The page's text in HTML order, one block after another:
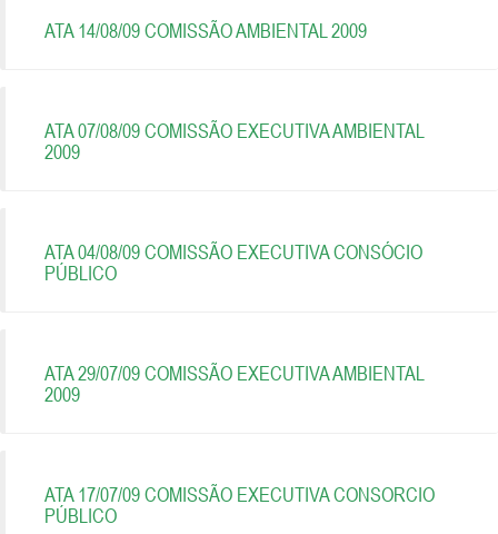
ATA 14/08/09 COMISSÃO AMBIENTAL 2009
ATA 07/08/09 COMISSÃO EXECUTIVA AMBIENTAL
2009
ATA 04/08/09 COMISSÃO EXECUTIVA CONSÓCIO
PÚBLICO
ATA 29/07/09 COMISSÃO EXECUTIVA AMBIENTAL
2009
ATA 17/07/09 COMISSÃO EXECUTIVA CONSORCIO
PÚBLICO